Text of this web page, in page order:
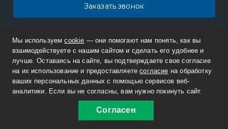
Заказать звонок
© 2012-2026, ООО «РусСпецАвто»
Информация на сайте не является публичной
офертой. Изображения являются объектом прав
интеллектуальной собственности ООО
Мы используемcookie — они помогают нам понять, как вы
взаимодействуете с нашим сайтом и сделать его удобнее и
лучше. Оставаясь на сайте, вы подтверждаете свое согласие
на их использование и предоставляетесогласие на обработку
ваших персональных данных с помощью сервисов веб-
аналитики. Если вы не согласны, вам нужно покинуть сайт.
Согласен